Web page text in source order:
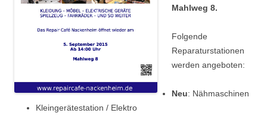
Mahlweg 8.
Folgende
Reparaturstationen
werden angeboten:
Neu: Nähmaschinen
Kleingerätestation / Elektro